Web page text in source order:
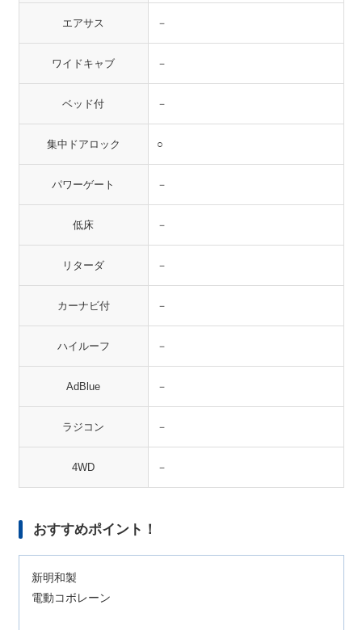
エアサス －
ワイドキャブ －
ベッド付 －
集中ドアロック ○
パワーゲート －
低床 －
リターダ －
カーナビ付 －
ハイルーフ －
AdBlue －
ラジコン －
4WD －
おすすめポイント！
新明和製
電動コボレーン